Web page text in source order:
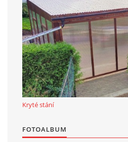
Kryté stání
FOTOALBUM